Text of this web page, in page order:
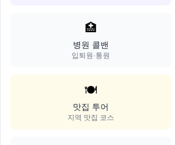
🏥
병원 콜밴
입퇴원·통원
🍽️
맛집 투어
지역 맛집 코스